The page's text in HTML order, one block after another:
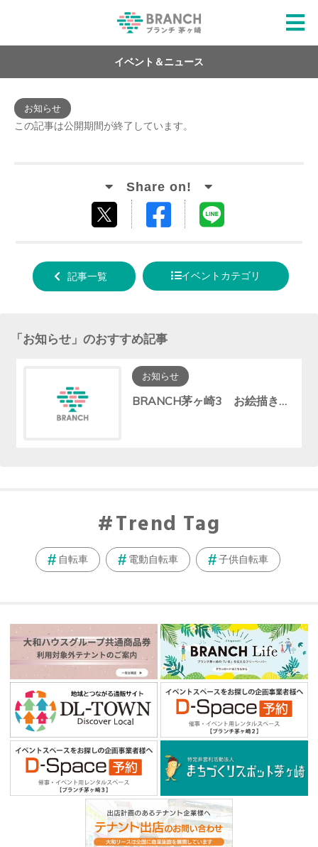
イベント＆ニュース
お知らせ
この記事は公開期間が終了しています。
する
Facebook
る
記事一覧 イベントカテゴリ
「お知らせ 」のおすすめ記事
お知らせ
BRANCH茅ヶ崎3 お絵描き広場休止のお知らせ
Trend Tag
自転車 電動自転車 子供自転車